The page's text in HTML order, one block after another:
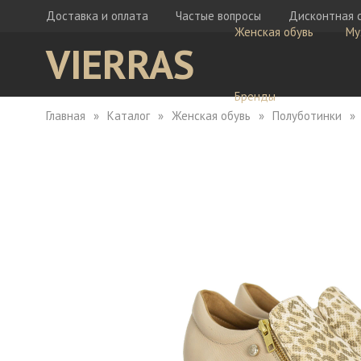
Доставка и оплата Частые вопросы Дисконтная
VIERRAS
Женская обувь
Ботфорты
Тапочки
Туфли
Бренды
Главная Каталог Женская обувь Полуботинки